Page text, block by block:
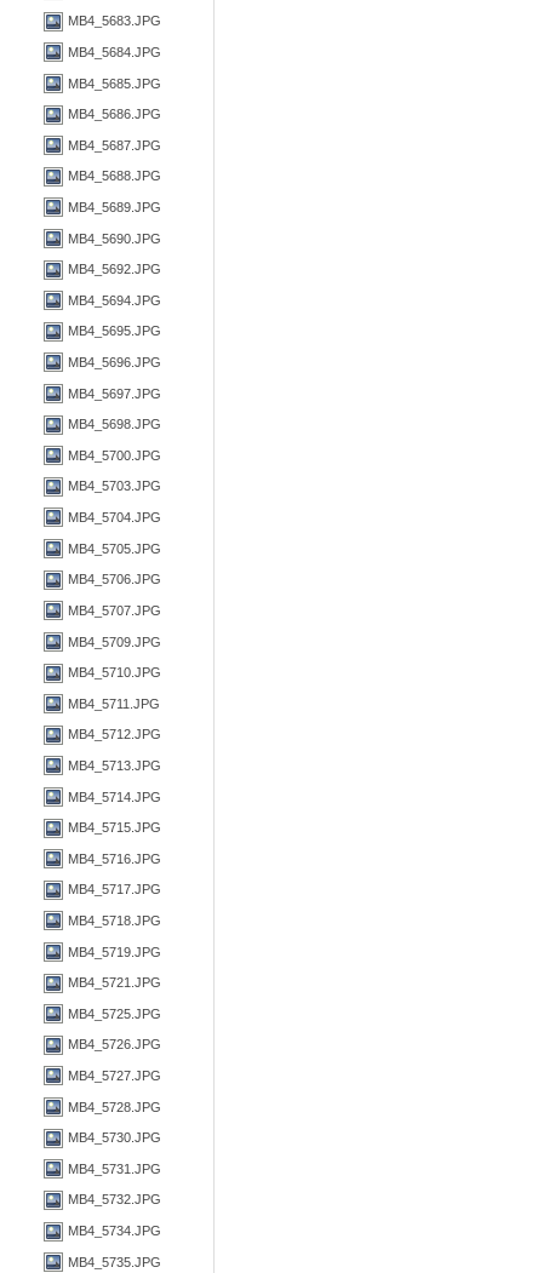
MB4_5683.JPG
MB4_5684.JPG
MB4_5685.JPG
MB4_5686.JPG
MB4_5687.JPG
MB4_5688.JPG
MB4_5689.JPG
MB4_5690.JPG
MB4_5692.JPG
MB4_5694.JPG
MB4_5695.JPG
MB4_5696.JPG
MB4_5697.JPG
MB4_5698.JPG
MB4_5700.JPG
MB4_5703.JPG
MB4_5704.JPG
MB4_5705.JPG
MB4_5706.JPG
MB4_5707.JPG
MB4_5709.JPG
MB4_5710.JPG
MB4_5711.JPG
MB4_5712.JPG
MB4_5713.JPG
MB4_5714.JPG
MB4_5715.JPG
MB4_5716.JPG
MB4_5717.JPG
MB4_5718.JPG
MB4_5719.JPG
MB4_5721.JPG
MB4_5725.JPG
MB4_5726.JPG
MB4_5727.JPG
MB4_5728.JPG
MB4_5730.JPG
MB4_5731.JPG
MB4_5732.JPG
MB4_5734.JPG
MB4_5735.JPG